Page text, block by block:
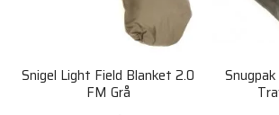
Snigel Light Field Blanket 2.0
FM Grå